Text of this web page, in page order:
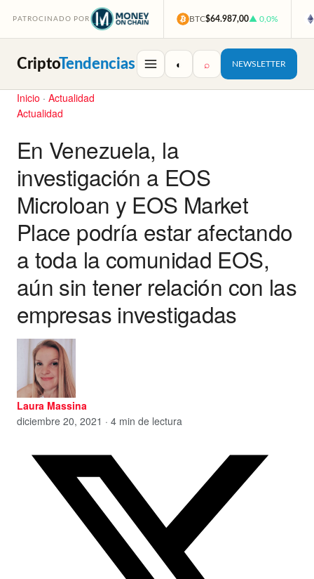
PATROCINADO POR BTC$64.987,00▲ 0,0%
CriptoTendencias ◐ ⌕ NEWSLETTER
Inicio · Actualidad
Actualidad
En Venezuela, la
investigación a EOS
Microloan y EOS Market
Place podría estar afectando
a toda la comunidad EOS,
aún sin tener relación con las
empresas investigadas
Laura Massina
diciembre 20, 2021 · 4 min de lectura